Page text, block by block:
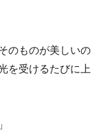
のものが美しいの
を受けるたびに上